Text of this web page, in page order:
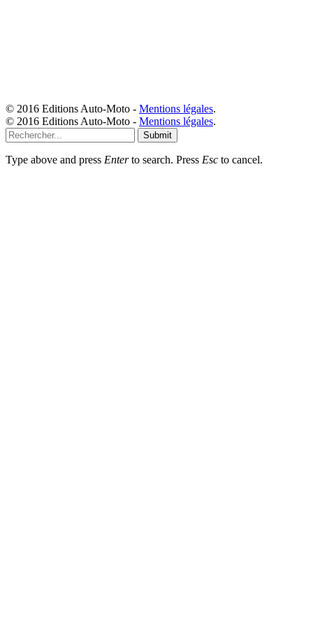
© 2016 Editions Auto-Moto - Mentions légales.
© 2016 Editions Auto-Moto - Mentions légales.
Submit
Type above and press Enterto search. Press Esc to cancel.